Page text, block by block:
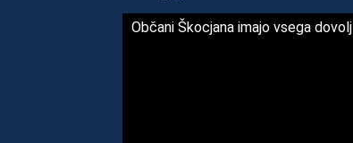
Občani Škocjana imajo vsega dovolj